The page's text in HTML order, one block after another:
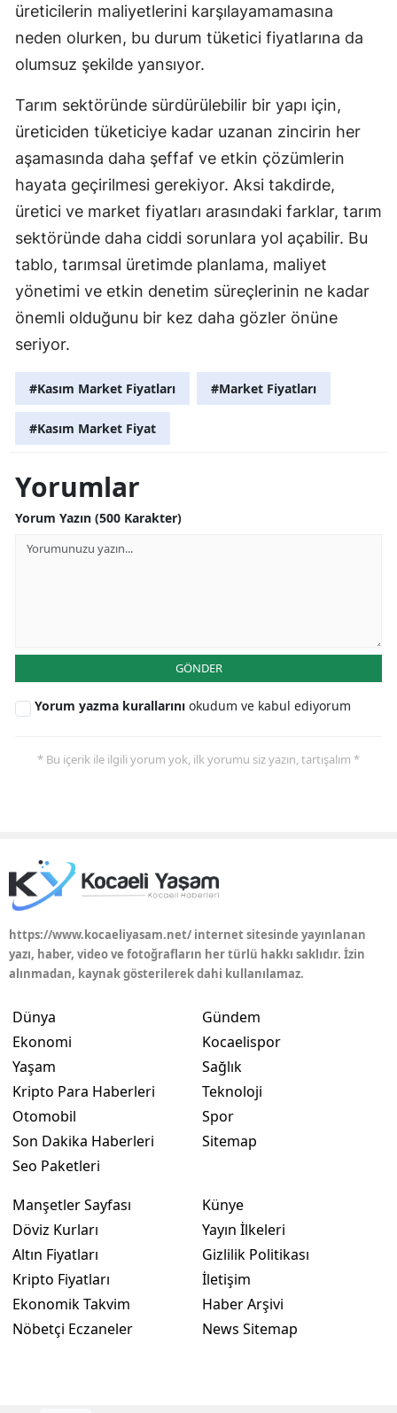
üreticilerin maliyetlerini karşılayamamasına
neden olurken, bu durum tüketici fiyatlarına da
olumsuz şekilde yansıyor.
Tarım sektöründe sürdürülebilir bir yapı için,
üreticiden tüketiciye kadar uzanan zincirin her
aşamasında daha şeffaf ve etkin çözümlerin
hayata geçirilmesi gerekiyor. Aksi takdirde,
üretici ve market fiyatları arasındaki farklar, tarım
sektöründe daha ciddi sorunlara yol açabilir. Bu
tablo, tarımsal üretimde planlama, maliyet
yönetimi ve etkin denetim süreçlerinin ne kadar
önemli olduğunu bir kez daha gözler önüne
seriyor.
#Kasım Market Fiyatları #Market Fiyatları
#Kasım Market Fiyat
Yorumlar
Yorum Yazın (500 Karakter)
GÖNDER
Yorum yazma kurallarını okudum ve kabul ediyorum
* Bu içerik ile ilgili yorum yok, ilk yorumu siz yazın, tartışalım *
https://www.kocaeliyasam.net/ internet sitesinde yayınlanan
yazı, haber, video ve fotoğrafların her türlü hakkı saklıdır. İzin
alınmadan, kaynak gösterilerek dahi kullanılamaz.
Dünya
Ekonomi
Yaşam
Kripto Para Haberleri
Otomobil
Son Dakika Haberleri
Seo Paketleri
Gündem
Kocaelispor
Sağlık
Teknoloji
Spor
Sitemap
Manşetler Sayfası
Döviz Kurları
Altın Fiyatları
Kripto Fiyatları
Ekonomik Takvim
Nöbetçi Eczaneler
Künye
Yayın İlkeleri
Gizlilik Politikası
İletişim
Haber Arşivi
News Sitemap